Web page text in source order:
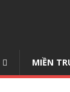
MIỀN